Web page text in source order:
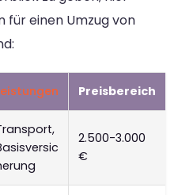
für einen Umzug von
Preisbereich
2.500-3.000
€